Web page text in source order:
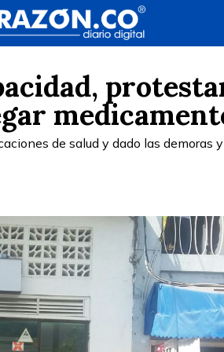
de salud y dado las demoras y